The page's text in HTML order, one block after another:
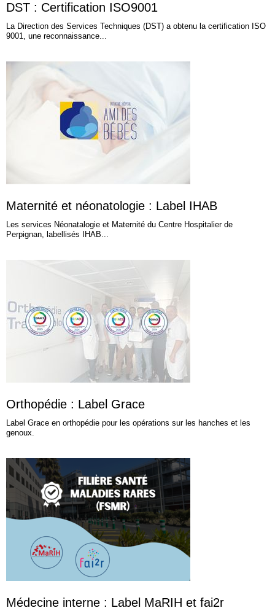
DST : Certification ISO9001
La Direction des Services Techniques (DST) a obtenu la certification ISO
9001, une reconnaissance...
Maternité et néonatologie : Label IHAB
Les services Néonatalogie et Maternité du Centre Hospitalier de
Perpignan, labellisés IHAB...
Orthopédie : Label Grace
Label Grace en orthopédie pour les opérations sur les hanches et les
genoux.
Médecine interne : Label MaRIH et fai2r